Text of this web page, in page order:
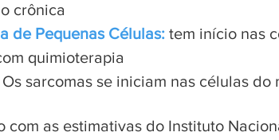
crônica
de Pequenas Células: tem início nas
quimioterapia
Os sarcomas se iniciam nas células
com as estimativas do Instituto